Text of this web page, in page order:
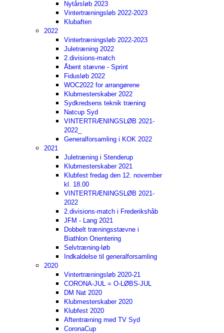
Nytårsløb 2023
Vintertræningsløb 2022-2023
Klubaften
2022
Vintertræningsløb 2022-2023
Juletræning 2022
2.divisions-match
Åbent stævne - Sprint
Fidusløb 2022
WOC2022 for arrangørene
Klubmesterskaber 2022
Sydkredsens teknik træning
Natcup Syd
VINTERTRÆNINGSLØB 2021-
2022_
Generalforsamling i KOK 2022
2021
Juletræning i Stenderup
Klubmesterskaber 2021
Klubfest fredag den 12. november
kl. 18.00
VINTERTRÆNINGSLØB 2021-
2022
2.divisions-match i Frederikshåb
JFM - Lang 2021
Dobbelt træningsstævne i
Biathlon Orientering
Selvtræning-løb
Indkaldelse til generalforsamling
2020
Vintertræningsløb 2020-21
CORONA-JUL = O-LØBS-JUL
DM Nat 2020
Klubmesterskaber 2020
Klubfest 2020
Aftentræning med TV Syd
CoronaCup